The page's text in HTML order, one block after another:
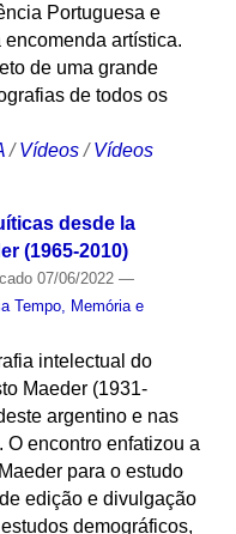
Portuguesa e
artística.
de uma grande
de todos os
/Vídeos /Vídeos
desde la
(1965-2010)
07/06/2022 —
Tempo, Memória e
intelectual do
Maeder (1931-
argentino e nas
encontro enfatizou a
para o estudo
edição e divulgação
demográficos,